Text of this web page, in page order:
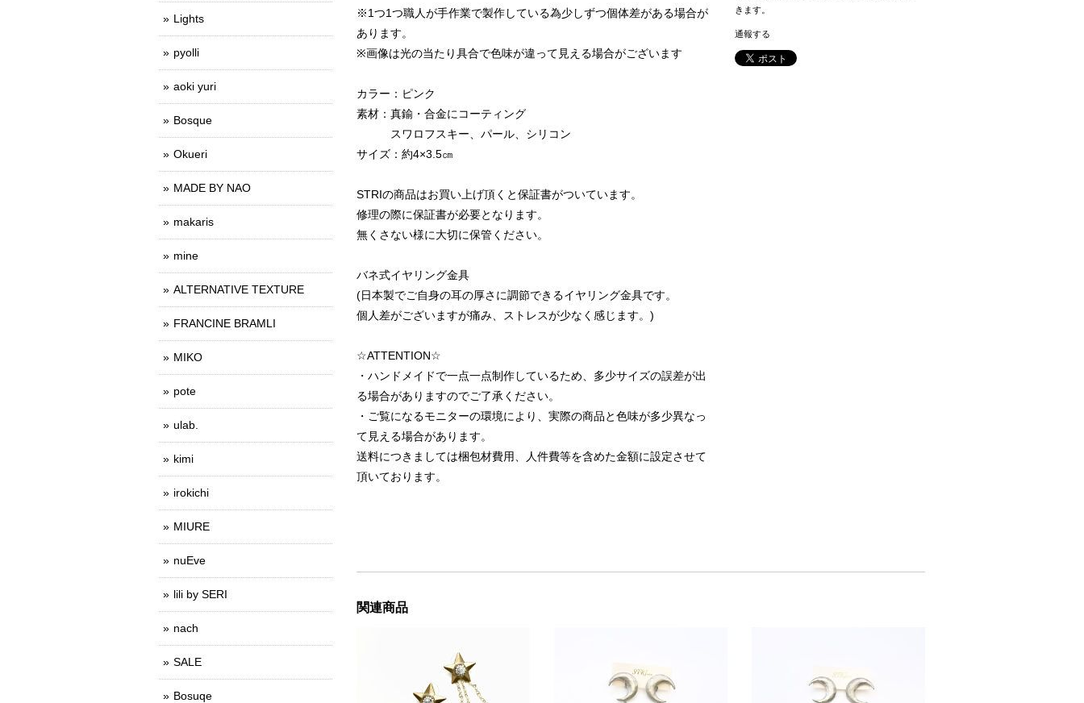
※1つ1つ職人が手作業で製作している為少しずつ個体差がある場合が
あります。
※画像は光の当たり具合で色味が違って見える場合がございます
カラー：ピンク
素材：真鍮・合金にコーティング
スワロフスキー、パール、シリコン
サイズ：約4×3.5㎝
STRIの商品はお買い上げ頂くと保証書がついています。
修理の際に保証書が必要となります。
無くさない様に大切に保管ください。
バネ式イヤリング金具
(日本製でご自身の耳の厚さに調節できるイヤリング金具です。
個人差がございますが痛み、ストレスが少なく感じます。)
☆ATTENTION☆
・ハンドメイドで一点一点制作しているため、多少サイズの誤差が出
る場合がありますのでご了承ください。
・ご覧になるモニターの環境により、実際の商品と色味が多少異なっ
て見える場合があります。
送料につきましては梱包材費用、人件費等を含めた金額に設定させて
頂いております。
きます。
通報する
関連商品
Lights
pyolli
aoki yuri
Bosque
Okueri
MADE BY NAO
makaris
mine
ALTERNATIVE TEXTURE
FRANCINE BRAMLI
MIKO
pote
ulab.
kimi
irokichi
MIURE
nuEve
lili by SERI
nach
SALE
Bosuqe